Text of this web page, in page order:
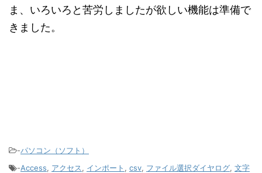
ま、いろいろと苦労しましたが欲しい機能は準備で
きました。
-パソコン（ソフト）
-Access, アクセス, インポート , csv, ファイル選択ダイヤログ, 文字